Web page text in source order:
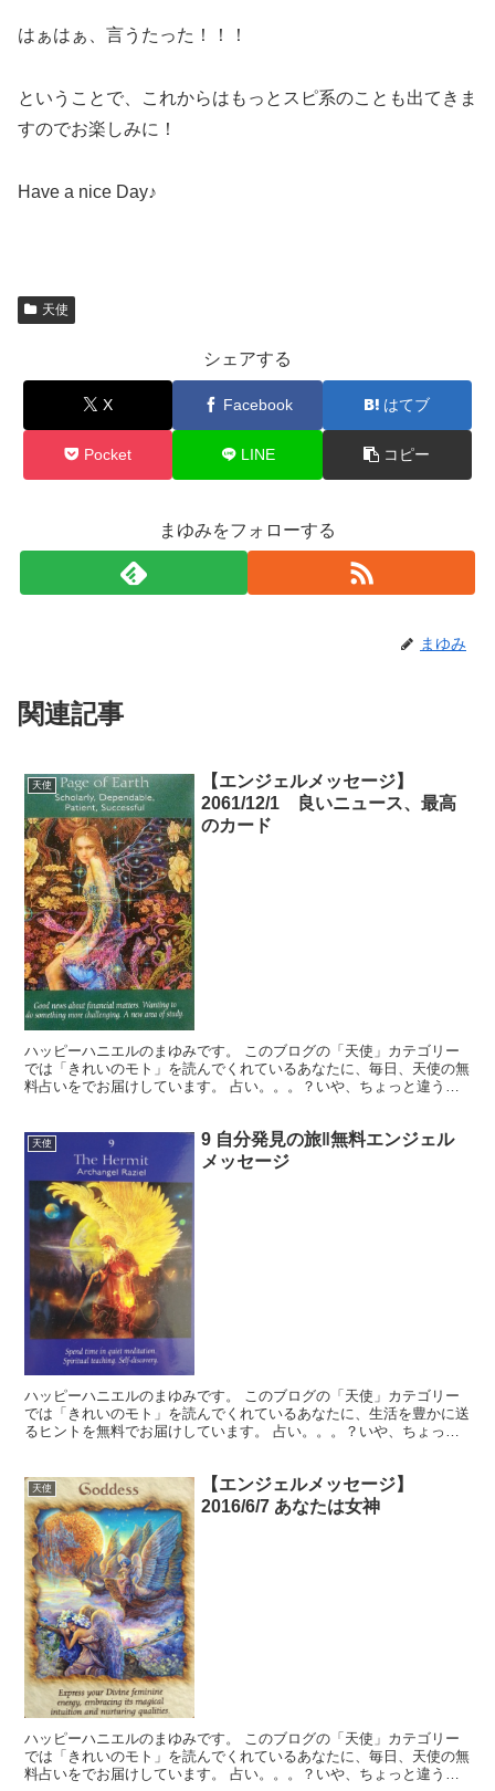
はぁはぁ、言うたった！！！
ということで、これからはもっとスピ系のことも出てきま
すのでお楽しみに！
Have a nice Day♪
天使
シェアする
X Facebook はてブ
Pocket LINE コピー
まゆみをフォローする
まゆみ
関連記事
天使
【エンジェルメッセージ】
2061/12/1 良いニュース、最高
のカード
ハッピーハニエルのまゆみです。 このブログの「天使」カテゴリー
では「きれいのモト」を読んでくれているあなたに、毎日、天使の無
料占いをでお届けしています。 占い。。。？いや、ちょっと違うか
天使
9 自分発見の旅‖無料エンジェル
メッセージ
ハッピーハニエルのまゆみです。 このブログの「天使」カテゴリー
では「きれいのモト」を読んでくれているあなたに、生活を豊かに送
るヒントを無料でお届けしています。 占い。。。？いや、ちょっと
天使
【エンジェルメッセージ】
2016/6/7 あなたは女神
ハッピーハニエルのまゆみです。 このブログの「天使」カテゴリー
では「きれいのモト」を読んでくれているあなたに、毎日、天使の無
料占いをでお届けしています。 占い。。。？いや、ちょっと違うか